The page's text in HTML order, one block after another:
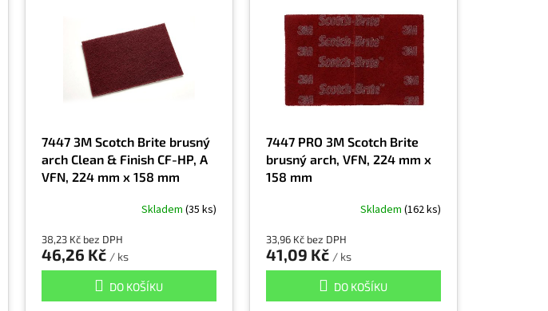
7447 3M Scotch Brite brusný
arch Clean & Finish CF-HP, A
VFN, 224 mm x 158 mm
Skladem (35 ks)
38,23 Kč bez DPH
46,26 Kč / ks
DO KOŠÍKU
7447 PRO 3M Scotch Brite
brusný arch, VFN, 224 mm x
158 mm
Skladem (162 ks)
33,96 Kč bez DPH
41,09 Kč / ks
DO KOŠÍKU